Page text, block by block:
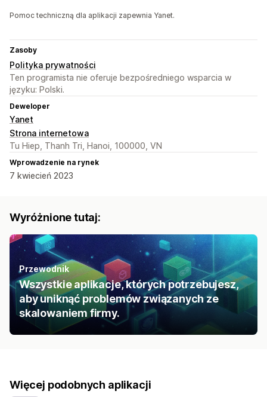
Pomoc techniczną dla aplikacji zapewnia Yanet.
Zasoby
Polityka prywatności
Ten programista nie oferuje bezpośredniego wsparcia w
języku: Polski.
Deweloper
Yanet
Strona internetowa
Tu Hiep, Thanh Tri, Hanoi, 100000, VN
Wprowadzenie na rynek
7 kwiecień 2023
Wyróżnione tutaj:
Przewodnik
Wszystkie aplikacje, których potrzebujesz,
aby uniknąć problemów związanych ze
skalowaniem firmy.
Więcej podobnych aplikacji